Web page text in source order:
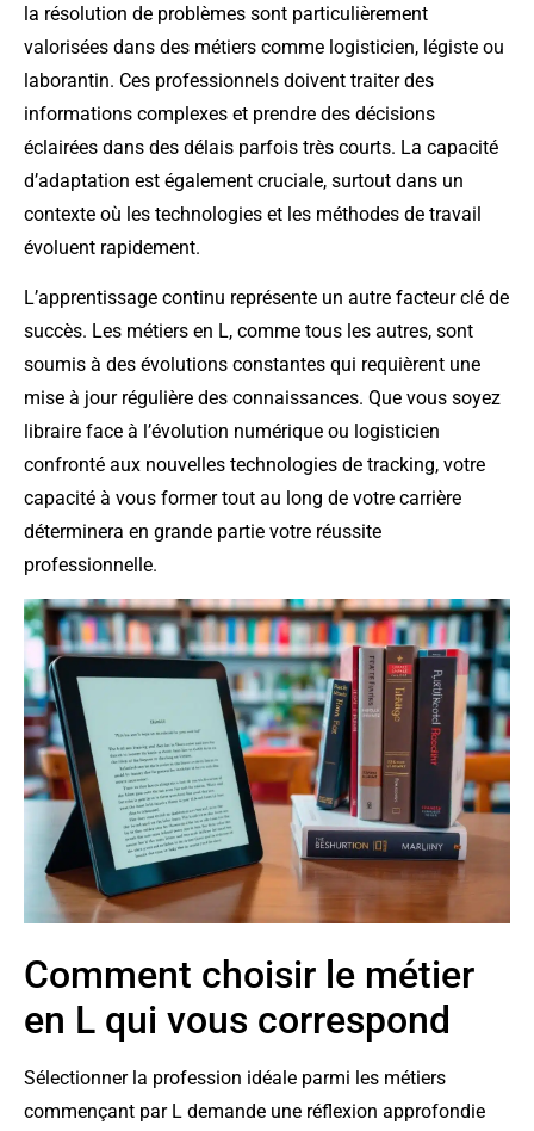
la résolution de problèmes sont particulièrement
valorisées dans des métiers comme logisticien, légiste ou
laborantin. Ces professionnels doivent traiter des
informations complexes et prendre des décisions
éclairées dans des délais parfois très courts. La capacité
d’adaptation est également cruciale, surtout dans un
contexte où les technologies et les méthodes de travail
évoluent rapidement.
L’apprentissage continu représente un autre facteur clé de
succès. Les métiers en L, comme tous les autres, sont
soumis à des évolutions constantes qui requièrent une
mise à jour régulière des connaissances. Que vous soyez
libraire face à l’évolution numérique ou logisticien
confronté aux nouvelles technologies de tracking, votre
capacité à vous former tout au long de votre carrière
déterminera en grande partie votre réussite
professionnelle.
Comment choisir le métier
en L qui vous correspond
Sélectionner la profession idéale parmi les métiers
commençant par L demande une réflexion approfondie